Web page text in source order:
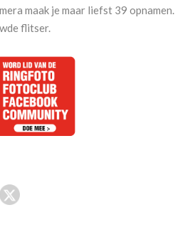
maak je maar liefst 39 opnamen.
flitser.